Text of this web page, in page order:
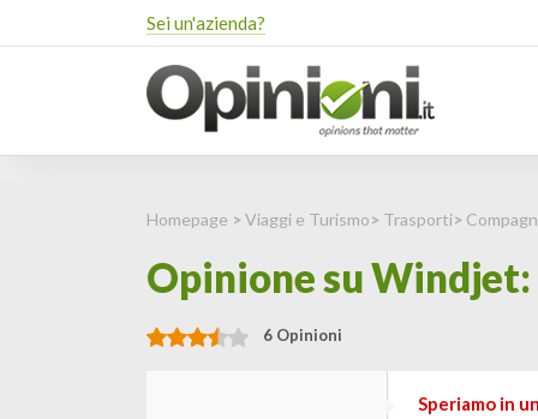
Sei un'azienda?
Homepage >Viaggi e Turismo> Trasporti>
Opinione su
6 Opinioni
Speriamo in